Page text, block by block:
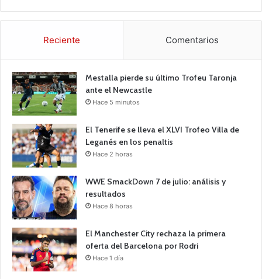
Reciente Comentarios
Mestalla pierde su último Trofeu Taronja
ante el Newcastle
Hace 5 minutos
El Tenerife se lleva el XLVI Trofeo Villa de
Leganés en los penaltis
Hace 2 horas
WWE SmackDown 7 de julio: análisis y
resultados
Hace 8 horas
El Manchester City rechaza la primera
oferta del Barcelona por Rodri
Hace 1 día